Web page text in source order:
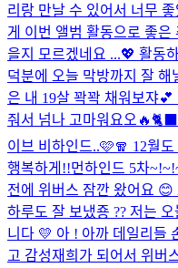
리랑 만날 수 있어서 너무
게 이번 앨범 활동으로 좋
을지 모르겠네요 ...💖 활동
덕분에 오늘 막방까지 잘 해
은 내 19살 꽉꽉 채워보쟈
줘서 넘나 고마워요오🔥
이브 비하인드..🩷🧣 12월
행복하게!!먼하인드 5차
전에 위버스 잠깐 왔어요
하루도 잘 보냈죵 ?? 저는
니다 💛 아 ! 아까 데일리들
고 감성재희가 되어서 위버